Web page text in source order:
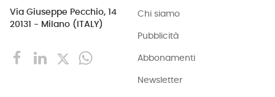
Via Giuseppe Pecchio, 14
20131 - Milano (ITALY)
Chi siamo
Pubblicità
Abbonamenti
Newsletter